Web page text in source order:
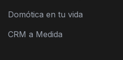
Domótica en tu vida
CRM a Medida